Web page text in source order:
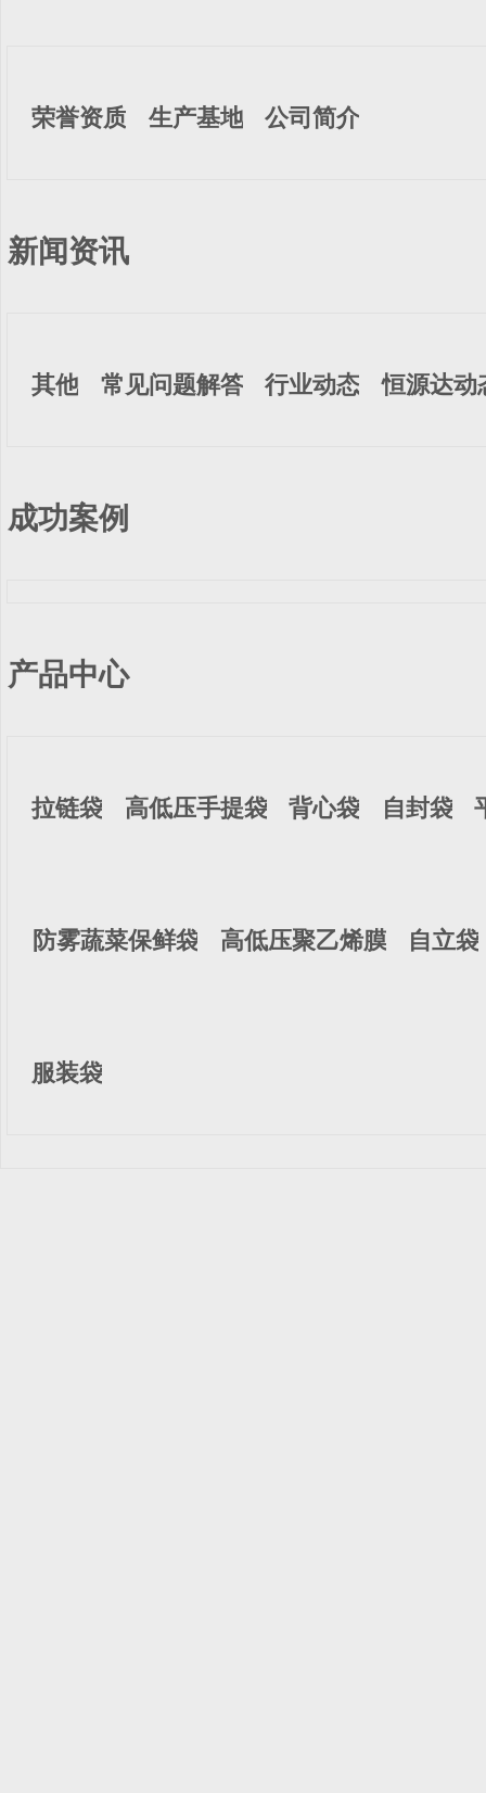
荣誉资质 生产基地 公司简介
新闻资讯
其他 常见问题解答 行业动态 恒源达动
成功案例
产品中心
拉链袋 高低压手提袋 背心袋 自封袋
防雾蔬菜保鲜袋 高低压聚乙烯膜 自立袋
服装袋